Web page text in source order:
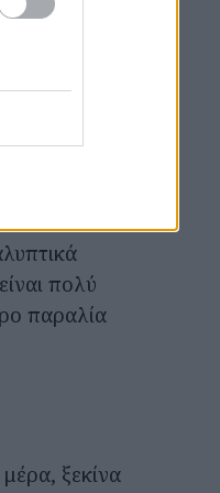
να
κάνει να
ή βαμβάκι.
πολύ
παραλία
ξεκίνα